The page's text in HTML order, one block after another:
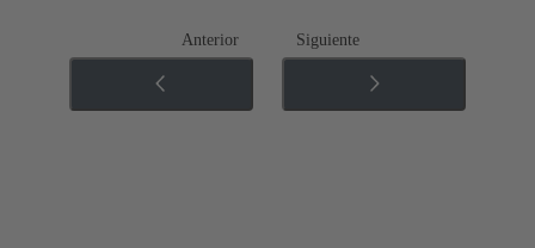
Anterior Siguiente